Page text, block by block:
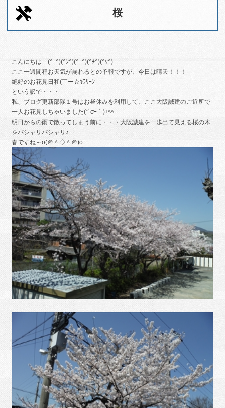
桜
こんにちは (^ｺ^)(^ﾝ^)(^ﾆ^)(^ﾁ^)(^ﾜ^)
ここ一週間程お天気が崩れるとの予報ですが、今日は晴天！！！
絶好のお花見日和(￣ー☆ｷﾗﾘｰﾝ
という訳で・・・
私、ブログ更新部隊１号はお昼休みを利用して、ここ大阪誠建のご近所で
一人お花見しちゃいました(*´σｰ｀)ｴﾍﾍ
明日からの雨で散ってしまう前に・・・大阪誠建を一歩出て見える桜の木
をパシャリパシャリ♪
春ですね～o(＠＾◇＾＠)o